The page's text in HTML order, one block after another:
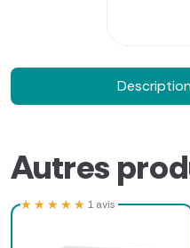
Description
Autres
★★★★★
★★★★★ 1 avis